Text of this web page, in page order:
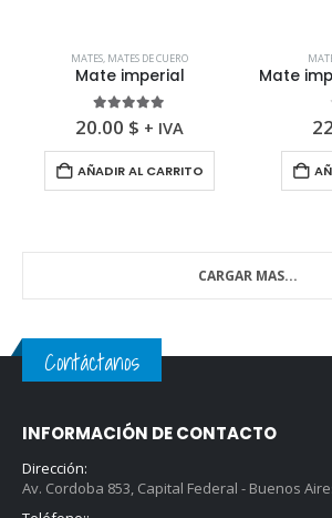
MATES, MATES DE CUERO
Mate imperial
5.00 fuera de 5
20.00 $ + IVA
AÑADIR AL CARRITO
CARGAR MAS...
Contáctanos
INFORMACIÓN DE CONTACTO
Dirección:
Av. Cordoba 853, Capital Federal - Buenos